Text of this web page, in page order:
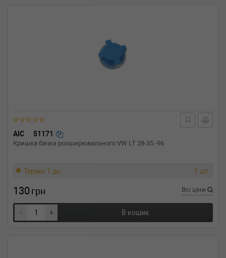
AIC 51171
Кришка бачка розширювального VW LT 28-35 -96
Термін 1 дн. 1 шт.
130 грн Всі ціни
- + В кошик